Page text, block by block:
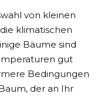
von kleinen
klimatischen
Bäume sind
gut
Bedingungen
der an Ihr